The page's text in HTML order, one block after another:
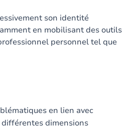
son identité
en mobilisant des outils
personnel tel que
en lien avec
différentes dimensions